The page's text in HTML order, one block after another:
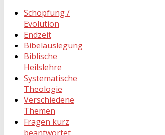
Schöpfung /
Evolution
Endzeit
Bibelauslegung
Biblische
Heilslehre
Systematische
Theologie
Verschiedene
Themen
Fragen kurz
beantwortet